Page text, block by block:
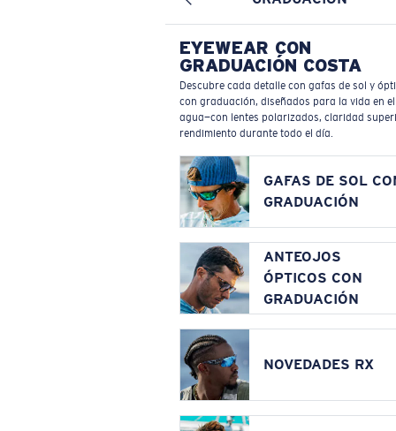
EYEWEAR CON
GRADUACIÓN COSTA
Descubre cada detalle con gafas de sol y
con graduación, diseñados para la vida en el
agua—con lentes polarizados, claridad
rendimiento durante todo el día.
GAFAS DE SOL
GRADUACIÓN
ANTEOJOS
ÓPTICOS CON
GRADUACIÓN
NOVEDADES RX